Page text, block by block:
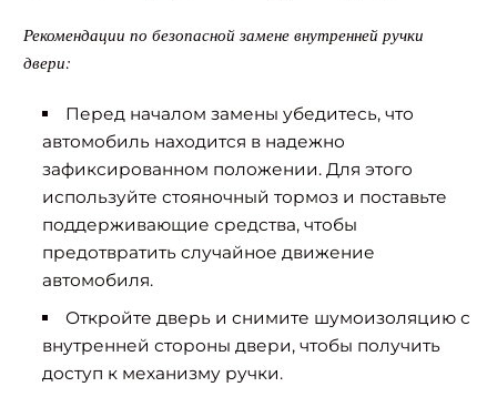
Рекомендации по безопасной замене внутренней ручки
двери:
Перед началом замены убедитесь, что
автомобиль находится в надежно
зафиксированном положении. Для этого
используйте стояночный тормоз и поставьте
поддерживающие средства, чтобы
предотвратить случайное движение
автомобиля.
Откройте дверь и снимите шумоизоляцию с
внутренней стороны двери, чтобы получить
доступ к механизму ручки.